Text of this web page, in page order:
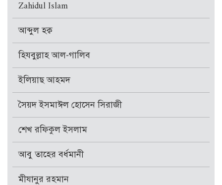
Zahidul Islam
আব্দুল হক্ব
হিযবুল্লাহ আল-গালিব
ইলিয়াছ আহমদ
সৈয়দ ইসমাঈল হোসেন সিরাজী
শেখ রফিকুল ইসলাম
আবু তাহের বর্ধমানী
মীযানুর রহমান